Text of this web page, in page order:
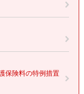
保険料の特例措置